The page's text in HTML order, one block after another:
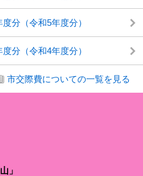
分（令和5年度分）
分（令和4年度分）
市交際費についての一覧を見る
」